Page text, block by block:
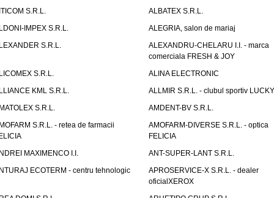
S.R.L.
ALBATEX S.R.L.
IMPEX S.R.L.
ALEGRIA, salon de mariaj
S.R.L.
ALEXANDRU-CHELARU I.I. - marca
comerciala FRESH & JOY
S.R.L.
ALINA ELECTRONIC
KML S.R.L.
ALLMIR S.R.L. - clubul sportiv
S.R.L.
AMDENT-BV S.R.L.
S.R.L. - retea de farmacii
AMOFARM-DIVERSE S.R.L. - optica
FELICIA
MAXIMENCO I.I.
ANT-SUPER-LANT S.R.L.
ECOTERM - centru tehnologic
APROSERVICE-X S.R.L. - dealer
oficialXEROX